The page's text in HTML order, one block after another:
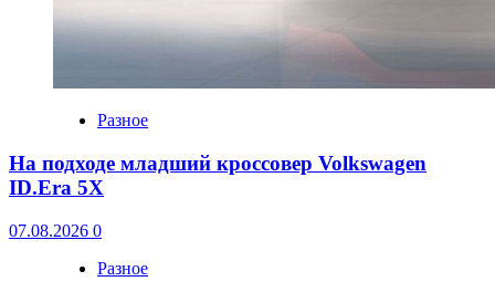
Разное
На подходе младший кроссовер Volkswagen
ID.Era 5X
07.08.2026 0
Разное